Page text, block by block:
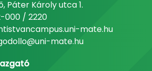
Páter Károly utca 1.
000 / 2220
mate.hu
mate.hu